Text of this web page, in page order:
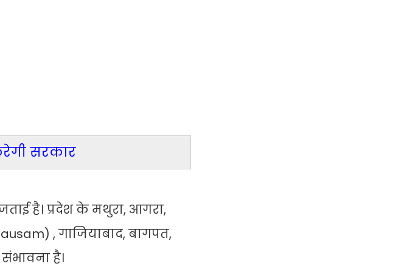
सरकार
है। प्रदेश के मथुरा, आगरा,
, गाजियाबाद, बागपत,
है।